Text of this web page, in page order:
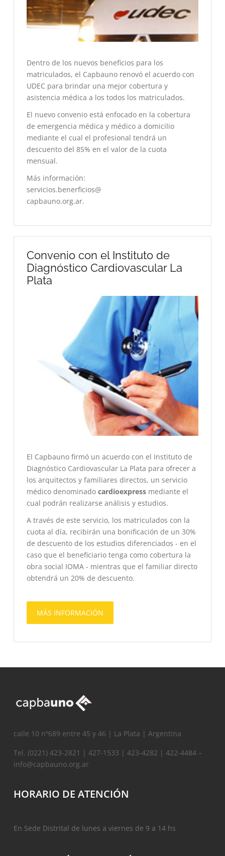
Dentro de los nuevos beneficios para los
matriculados, el Capbauno renovó el acuerdo con
UDEC para brindar una mejor cobertura y
asistencia médica a los todos los matriculados.
El nuevo convenio está enfocado en la cobertura
de emergencia médica y médico a domicilio
mediante el cual el profesional tendrá un
descuento del 85% en el valor de la cuota
mensual.
Más información:
servicios.benerficios@
capbauno.org.ar.
Convenio con el Instituto de
Diagnóstico Cardiovascular La
Plata
El Capbauno firmó un acuerdo con el Instituto de
Diagnóstico Cardiovascular La Plata para ofrecer a
los arquitectos y familiares directos, un servicio
médico denominado cardioexpressmediante el
cual podrán realizarse análisis y estudios.
A través de este servicio, los matriculados con la
cuota al día, recibirán una bonificación de un 30%
de descuento de los estudios diferenciados - en el
caso que el beneficiario tenga como cobertura la
obra social IOMA - mientras que el familiar directo
obtendrá un 20% de descuento.
MÁS INFORMACIÓN
calle 10 nº689 entre 45 y 46 | La Plata | Argentina
Tel. (0221) 423-2821 | 427-1533 | 423-4282 | 422-4484 –
info@capbauno.org.ar
HORARIO DE ATENCIÓN
En Sede Distrital de lunes a viernes de 9 a 14 hs